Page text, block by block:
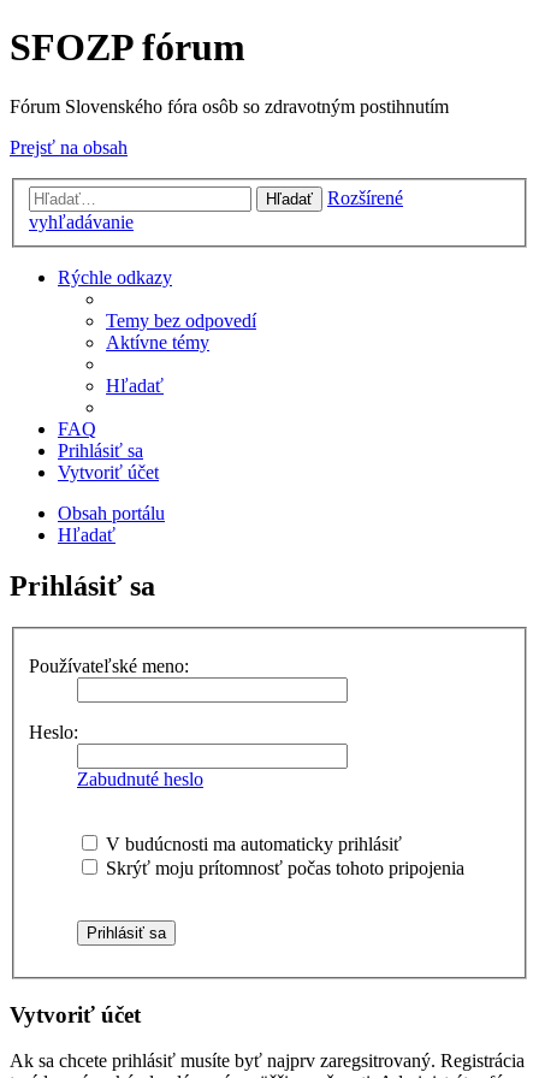
SFOZP fórum
Fórum Slovenského fóra osôb so zdravotným postihnutím
Prejsť na obsah
Hľadať
Rozšírené
vyhľadávanie
Rýchle odkazy
Temy bez odpovedí
Aktívne témy
Hľadať
FAQ
Prihlásiť sa
Vytvoriť účet
Obsah portálu
Hľadať
Prihlásiť sa
Používateľské meno:
Heslo:
Zabudnuté heslo
V budúcnosti ma automaticky prihlásiť
Skrýť moju prítomnosť počas tohoto pripojenia
Vytvoriť účet
Ak sa chcete prihlásiť musíte byť najprv zaregsitrovaný. Registrácia